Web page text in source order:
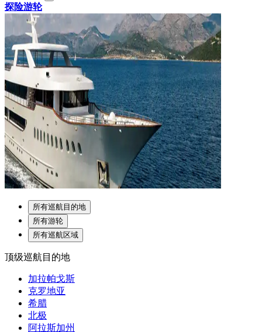
探险游轮
所有巡航目的地
所有游轮
所有巡航区域
顶级巡航目的地
加拉帕戈斯
克罗地亚
希腊
北极
阿拉斯加州